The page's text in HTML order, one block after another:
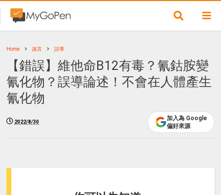
Home 謠言 誤導
【錯誤】維他命B12有毒？氰鈷胺變
氰化物？誤導論述！不會在人體產生
氰化物
2022/8/30
加入為 Google
偏好來源